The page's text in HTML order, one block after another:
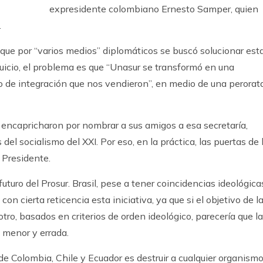
expresidente colombiano Ernesto Samper, quien
por “varios medios” diplomáticos se buscó solucionar
el problema es que “Unasur se transformó en una
integración que nos vendieron”, en medio de una
por nombrar a sus amigos a esa secretaría,
socialismo del XXI. Por eso, en la práctica, las puertas de
del Prosur. Brasil, pese a tener coincidencias
cierta reticencia esta iniciativa, ya que si el objetivo de la
basados en criterios de orden ideológico, parecería que la
y errada.
Colombia, Chile y Ecuador es destruir a cualquier organismo